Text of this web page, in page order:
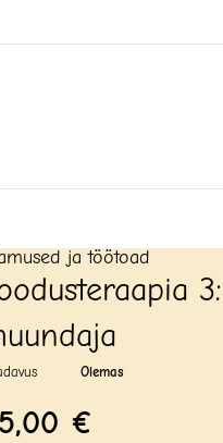
ja töötoad
Olemas
€